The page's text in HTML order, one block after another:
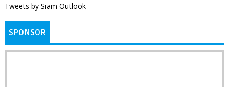
Tweets by Siam Outlook
SPONSOR